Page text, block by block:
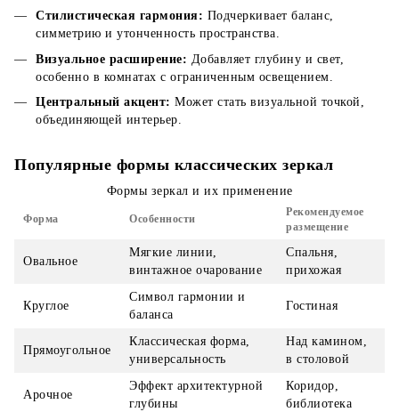
Стилистическая гармония: Подчеркивает баланс,
симметрию и утонченность пространства.
Визуальное расширение: Добавляет глубину и свет,
особенно в комнатах с ограниченным освещением.
Центральный акцент: Может стать визуальной точкой,
объединяющей интерьер.
Популярные формы классических зеркал
Формы зеркал и их применение
Форма Особенности
Рекомендуемое
размещение
Овальное
Мягкие линии,
винтажное очарование
Спальня,
прихожая
Круглое
Символ гармонии и
баланса
Гостиная
Прямоугольное
Классическая форма,
универсальность
Над камином,
в столовой
Арочное
Эффект архитектурной
глубины
Коридор,
библиотека